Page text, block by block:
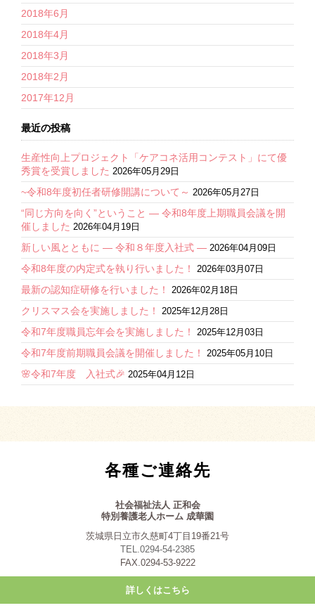
2018年6月
2018年4月
2018年3月
2018年2月
2017年12月
最近の投稿
生産性向上プロジェクト「ケアコネ活用コンテスト」にて優
秀賞を受賞しました 2026年05月29日
~令和8年度初任者研修開講について～ 2026年05月27日
“同じ方向を向く”ということ ― 令和8年度上期職員会議を開
催しました 2026年04月19日
新しい風とともに ― 令和８年度入社式 ― 2026年04月09日
令和8年度の内定式を執り行いました！ 2026年03月07日
最新の認知症研修を行いました！ 2026年02月18日
クリスマス会を実施しました！ 2025年12月28日
令和7年度職員忘年会を実施しました！ 2025年12月03日
令和7年度前期職員会議を開催しました！ 2025年05月10日
🌸令和7年度 入社式🎉 2025年04月12日
各種ご連絡先
社会福祉法人 正和会
特別養護老人ホーム 成華園
茨城県日立市久慈町4丁目19番21号
TEL.0294-54-2385
FAX.0294-53-9222
詳しくはこちら